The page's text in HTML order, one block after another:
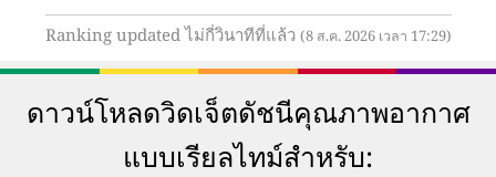
Ranking updated ไม่กี่วินาทีที่แล้ว (8 ส.ค. 2026 เวลา 17:29)
ดาวน์โหลดวิดเจ็ตดัชนีคุณภาพอากาศ
แบบเรียลไทม์สำหรับ: